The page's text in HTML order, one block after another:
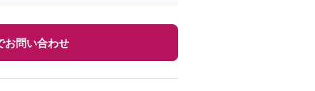
お問い合わせ